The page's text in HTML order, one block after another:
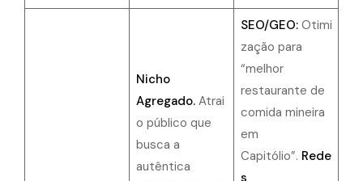
Nicho
Agregado.Atrai
o público que
busca a
autêntica
SEO/GEO:Otimi
zação para
“melhor
restaurante de
comida mineira
em
Capitólio”. Rede
s